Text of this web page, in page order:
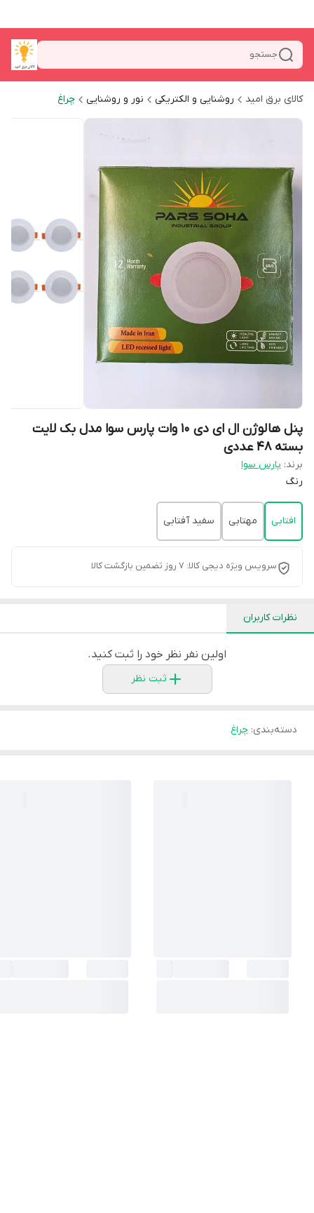
جستجو
کالای برق امید روشنایی و الکتریکی نور و روشنایی چراغ
پنل هالوژن ال ای دی ۱۰ وات پارس سوا مدل بک لایت
بسته 48 عددی
برند: پارس سوا
رنگ
افتابی مهتابی سفید آفتابی
سرویس ویژه دیجی کالا: 7 روز تضمین بازگشت کالا
نظرات کاربران
اولین نفر نظر خود را ثبت کنید.
ثبت نظر
دسته‌بندی: چراغ